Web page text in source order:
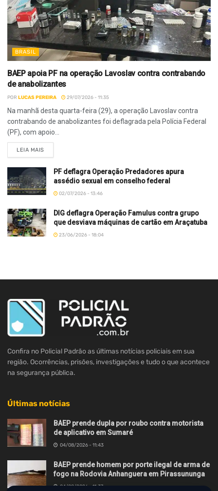
BRASIL
BAEP apoia PF na operação Lavoslav contra contrabando
de anabolizantes
POR LUCAS PEREIRA 29/07/2026 - 11:35
Na manhã desta quarta-feira (29), a operação Lavoslav contra
contrabando de anabolizantes foi deflagrada pela Polícia Federal
(PF), com apoio...
LEIA MAIS
PF deflagra Operação Predadores apura
assédio sexual em conselho federal
02/07/2026 - 13:46
DIG deflagra Operação Famulus contra grupo
que desviava máquinas de cartão em Araçatuba
23/06/2026 - 18:04
Confira no Policial Padrão as últimas notícias policiais em sua
região. Ocorrências, prisões, investigações e tudo o que acontece
na segurança pública.
Últimas notícias
BAEP prende dupla por roubo contra motorista
de aplicativo em Sumaré
04/08/2026 - 11:43
BAEP prende homem por porte ilegal de arma de
fogo na Rodovia Anhanguera em Pirassununga
04/08/2026 - 11:37